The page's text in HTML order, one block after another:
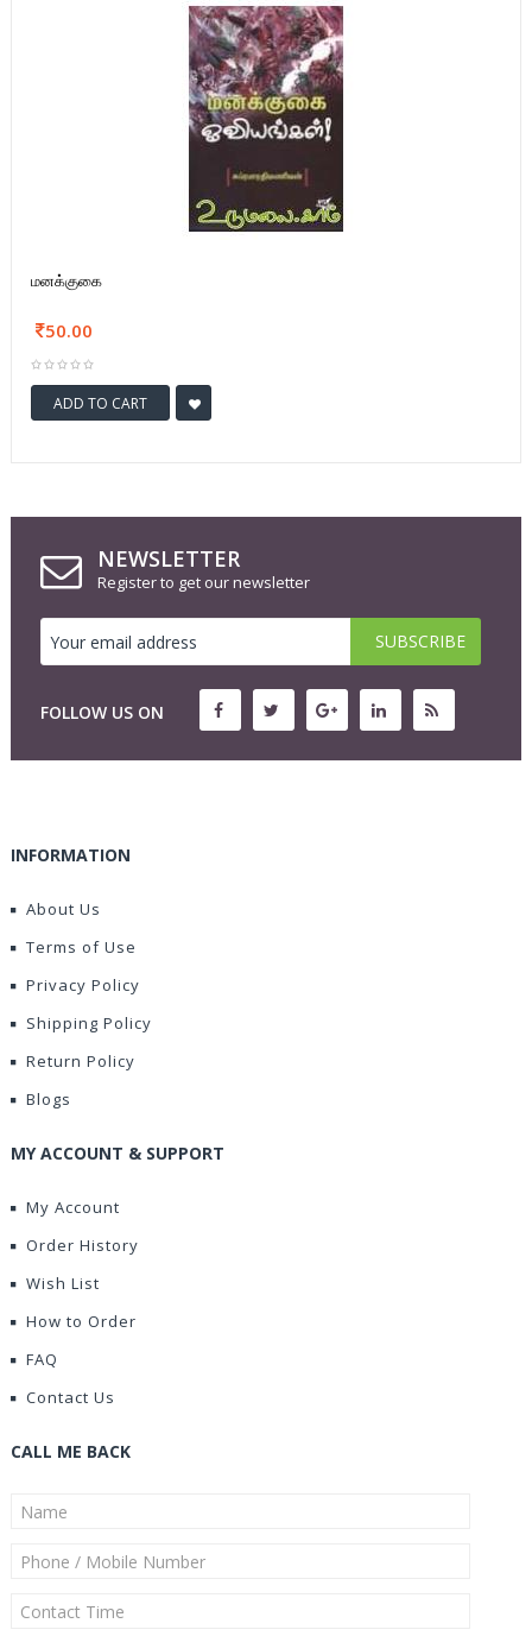
மனக்குகை
50.00
ADD TO CART
NEWSLETTER
Register to get our newsletter
FOLLOW US ON
INFORMATION
About Us
Terms of Use
Privacy Policy
Shipping Policy
Return Policy
Blogs
MY ACCOUNT & SUPPORT
My Account
Order History
Wish List
How to Order
FAQ
Contact Us
CALL ME BACK